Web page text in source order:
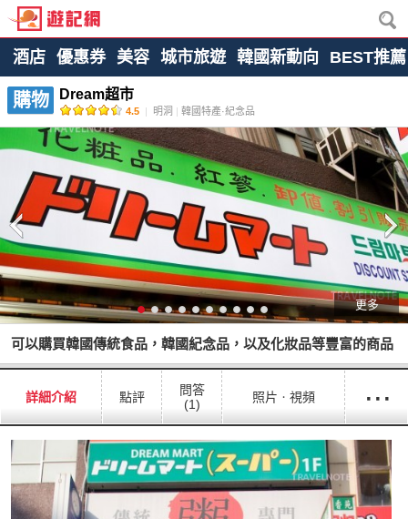
酒店 優惠券 美容 城市旅遊 韓國新動向 BEST推薦
購物 Dream超市
4.5 | 明洞 | 韓國特產·紀念品
更多
可以購買韓國傳統食品，韓國紀念品，以及化妝品等豐富的商品
詳細介紹 點評
問答
(1)
照片ㆍ視頻 ···